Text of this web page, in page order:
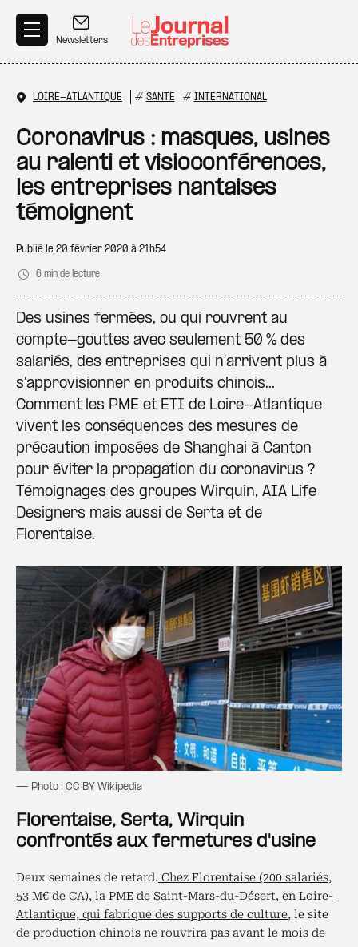
Newsletters
LOIRE-ATLANTIQUE # SANTÉ # INTERNATIONAL
Coronavirus : masques, usines
au ralenti et visioconférences,
les entreprises nantaises
témoignent
Publié le 20 février 2020 à 21h54
6 min de lecture
Des usines fermées, ou qui rouvrent au
compte-gouttes avec seulement 50 % des
salariés, des entreprises qui n’arrivent plus à
s’approvisionner en produits chinois...
Comment les PME et ETI de Loire-Atlantique
vivent les conséquences des mesures de
précaution imposées de Shanghai à Canton
pour éviter la propagation du coronavirus ?
Témoignages des groupes Wirquin, AIA Life
Designers mais aussi de Serta et de
Florentaise.
— Photo : CC BY Wikipedia
Florentaise, Serta, Wirquin
confrontés aux fermetures d'usine
Deux semaines de retard. Chez Florentaise (200 salariés,
53 M€ de CA), la PME de Saint-Mars-du-Désert, en Loire-
Atlantique, qui fabrique des supports de culture, le site
de production chinois ne rouvrira pas avant le mois de